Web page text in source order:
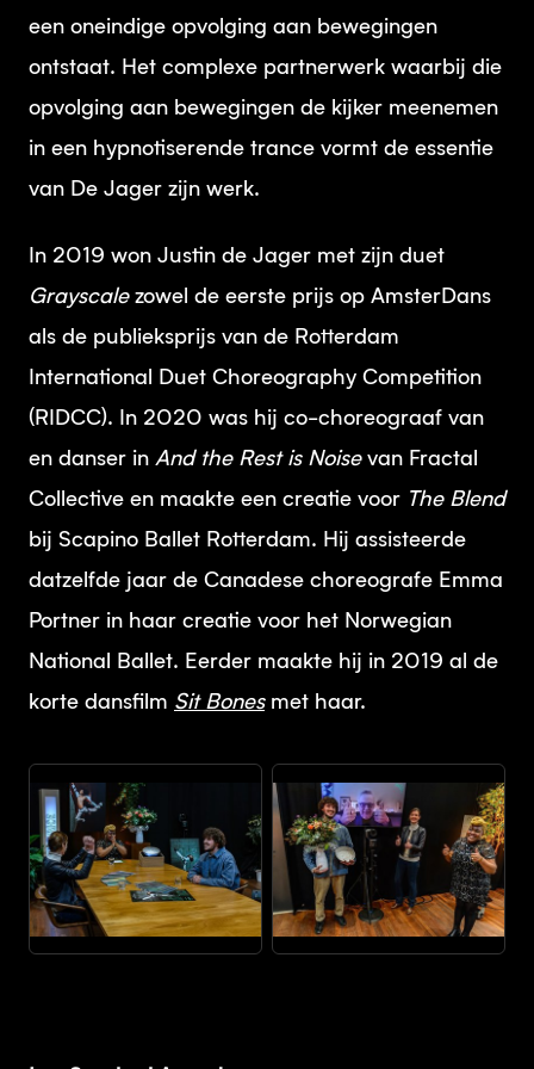
een oneindige opvolging aan bewegingen
ontstaat. Het complexe partnerwerk waarbij die
opvolging aan bewegingen de kijker meenemen
in een hypnotiserende trance vormt de essentie
van De Jager zijn werk.
In 2019 won Justin de Jager met zijn duet
Grayscale zowel de eerste prijs op AmsterDans
als de publieksprijs van de Rotterdam
International Duet Choreography Competition
(RIDCC). In 2020 was hij co-choreograaf van
en danser in And the Rest is Noisevan Fractal
Collective en maakte een creatie voor The Blend
bij Scapino Ballet Rotterdam. Hij assisteerde
datzelfde jaar de Canadese choreografe Emma
Portner in haar creatie voor het Norwegian
National Ballet. Eerder maakte hij in 2019 al de
korte dansfilm Sit Bonesmet haar.
JPEG JPEG